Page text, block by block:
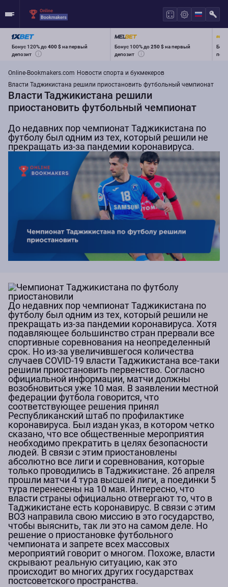
Бонус 120% до400 $на первый
депозит
Бонус 100% до250 $на первый
депозит
Online-Bookmakers.com Новости спорта и букмекеров
Власти Таджикистана решили приостановить футбольный чемпионат
Власти Таджикистана решили
приостановить футбольный чемпионат
До недавних пор чемпионат Таджикистана по
футболу был одним из тех, который решили не
прекращать из-за пандемии коронавируса.
До недавних пор чемпионат Таджикистана по
футболу был одним из тех, который решили не
прекращать из-за пандемии коронавируса. Хотя
подавляющее большинство стран прервали все
спортивные соревнования на неопределенный
срок. Но из-за увеличившегося количества
случаев COVID-19 власти Таджикистана все-таки
решили приостановить первенство. Согласно
официальной информации, матчи должны
возобновиться уже 10 мая. В заявлении местной
федерации футбола говорится, что
соответствующее решения принял
Республиканский штаб по профилактике
коронавируса. Был издан указ, в котором четко
сказано, что все общественные мероприятия
необходимо прекратить в целях безопасности
людей. В связи с этим приостановлены
абсолютно все лиги и соревнования, которые
только проводились в Таджикистане. 26 апреля
прошли матчи 4 тура высшей лиги, а поединки 5
тура перенесены на 10 мая. Интересно, что
власти страны официально отвергают то, что в
Таджикистане есть коронавирус. В связи с этим
ВОЗ направила свою миссию в это государство,
чтобы выяснить, так ли это на самом деле. Но
решение о приостановке футбольного
чемпионата и запрете всех массовых
мероприятий говорит о многом. Похоже, власти
скрывают реальную ситуацию, как это
происходит во многих других государствах
постсоветского пространства.